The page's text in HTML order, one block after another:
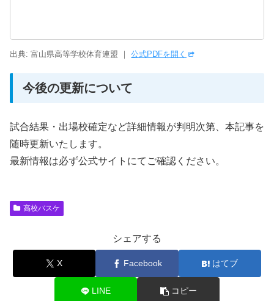
出典: 富山県高等学校体育連盟 ｜ 公式PDFを開く
今後の更新について
試合結果・出場校確定など詳細情報が判明次第、本記事を
随時更新いたします。
最新情報は必ず公式サイトにてご確認ください。
高校バスケ
シェアする
X Facebook はてブ
LINE コピー